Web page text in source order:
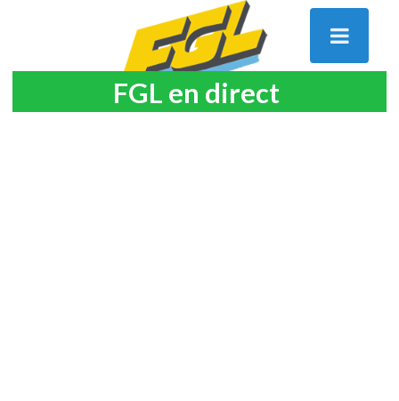
FGL en direct